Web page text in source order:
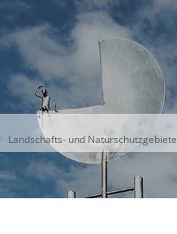
AKTUELLES
Landschafts- und Naturschutzgebiete